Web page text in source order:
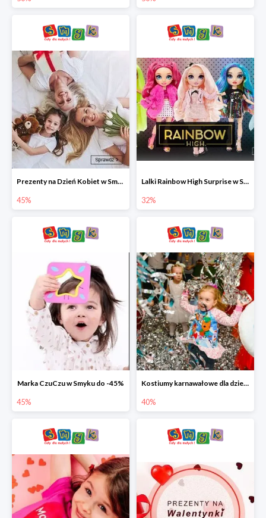
Prezenty na Dzień Kobiet w Smyku do -45%
45%
Lalki Rainbow High Surprise w Smyku do -35%
32%
Marka CzuCzu w Smyku do -45%
45%
Kostiumy karnawałowe dla dzieci w Smyku do -40%
40%